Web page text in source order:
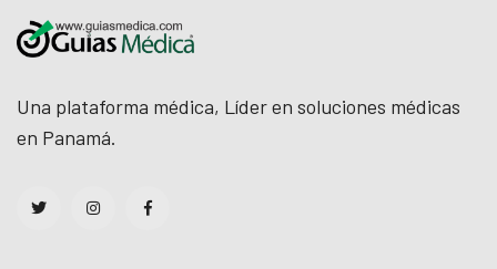
Una plataforma médica, Líder en soluciones médicas
en Panamá.